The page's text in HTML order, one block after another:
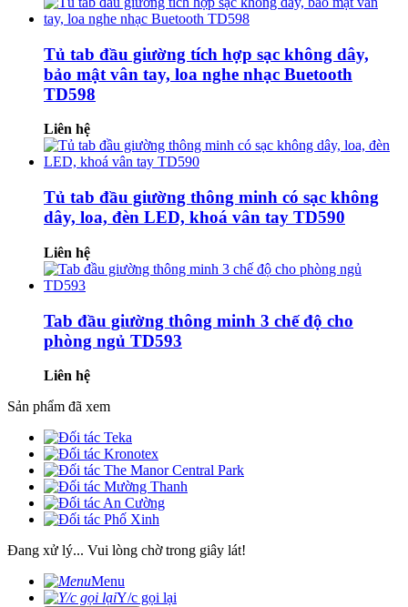
Tủ tab đầu giường tích hợp sạc không dây,
bảo mật vân tay, loa nghe nhạc Buetooth
TD598
Liên hệ
Tủ tab đầu giường thông minh có sạc không
dây, loa, đèn LED, khoá vân tay TD590
Liên hệ
Tab đầu giường thông minh 3 chế độ cho
phòng ngủ TD593
Liên hệ
Sản phẩm đã xem
Đang xử lý... Vui lòng chờ trong giây lát!
Menu
Y/c gọi lại